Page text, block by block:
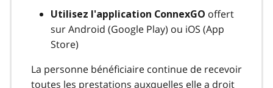
Utilisez l'application ConnexGO offert
sur Android (Google Play) ou iOS (App
Store)
La personne bénéficiaire continue de recevoir
toutes les prestations auxquelles elle a droit